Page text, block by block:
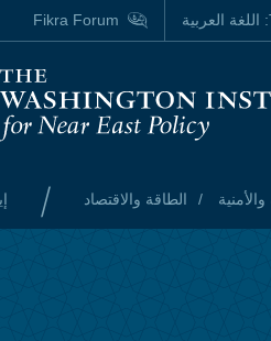
الطاقة والاقتصاد /
اللغة العربية Fikra Forum